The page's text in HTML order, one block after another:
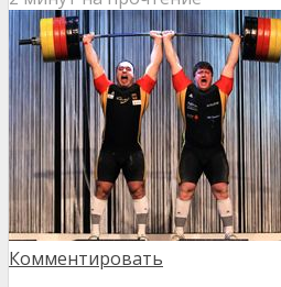
Комментировать